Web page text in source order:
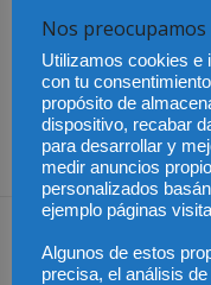
objeto exclusivo de dar
de titularidad exclusiva
un tercero en ningún
Share
Nos
Utilizamos cookies e
con tu
propósito de
dispositivo, recabar
para desarrollar y
medir anuncios
personalizados
ejemplo páginas
Algunos de estos
precisa, el análisis